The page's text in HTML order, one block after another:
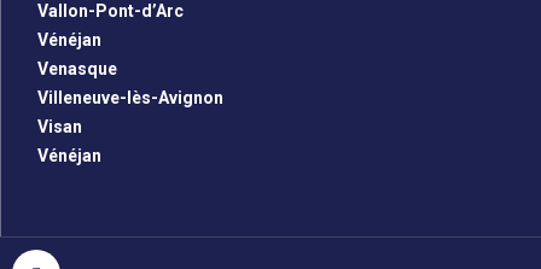
Vallon-Pont-d’Arc
Vénéjan
Venasque
Villeneuve-lès-Avignon
Visan
Vénéjan